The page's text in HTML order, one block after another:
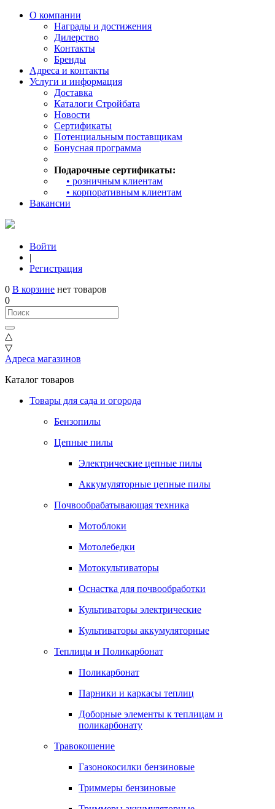
О компании
Награды и достижения
Дилерство
Контакты
Бренды
Адреса и контакты
Услуги и информация
Доставка
Каталоги Стройбата
Новости
Сертификаты
Потенциальным поставщикам
Бонусная программа
Подарочные сертификаты:
• розничным клиентам
• корпоративным клиентам
Вакансии
Войти
|
Регистрация
0 В корзине нет товаров
0
△
▽
Адреса магазинов
Каталог товаров
Товары для сада и огорода
Бензопилы
Цепные пилы
Электрические цепные пилы
Аккумуляторные цепные пилы
Почвообрабатывающая техника
Мотоблоки
Мотолебедки
Мотокультиваторы
Оснастка для почвообработки
Культиваторы электрические
Культиваторы аккумуляторные
Теплицы и Поликарбонат
Поликарбонат
Парники и каркасы теплиц
Доборные элементы к теплицам и
поликарбонату
Травокошение
Газонокосилки бензиновые
Триммеры бензиновые